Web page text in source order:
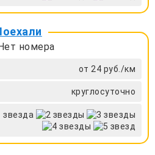
номера
от 24 руб./км
круглосуточно